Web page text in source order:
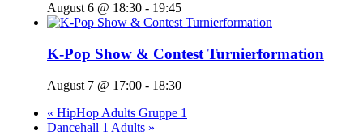
August 6 @ 18:30 - 19:45
K-Pop Show & Contest Turnierformation
August 7 @ 17:00 - 18:30
« HipHop Adults Gruppe 1
Dancehall 1 Adults »